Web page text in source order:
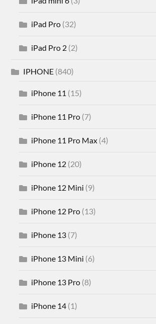
iPad Pro (32)
iPad Pro 2 (2)
IPHONE (840)
iPhone 11 (15)
iPhone 11 Pro (7)
iPhone 11 Pro Max (4)
iPhone 12 (20)
iPhone 12 Mini (9)
iPhone 12 Pro (13)
iPhone 13 (7)
iPhone 13 Mini (6)
iPhone 13 Pro (8)
iPhone 14 (1)